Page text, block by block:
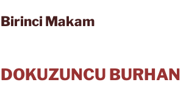
Birinci Makam
DOKUZUNCU BURHAN